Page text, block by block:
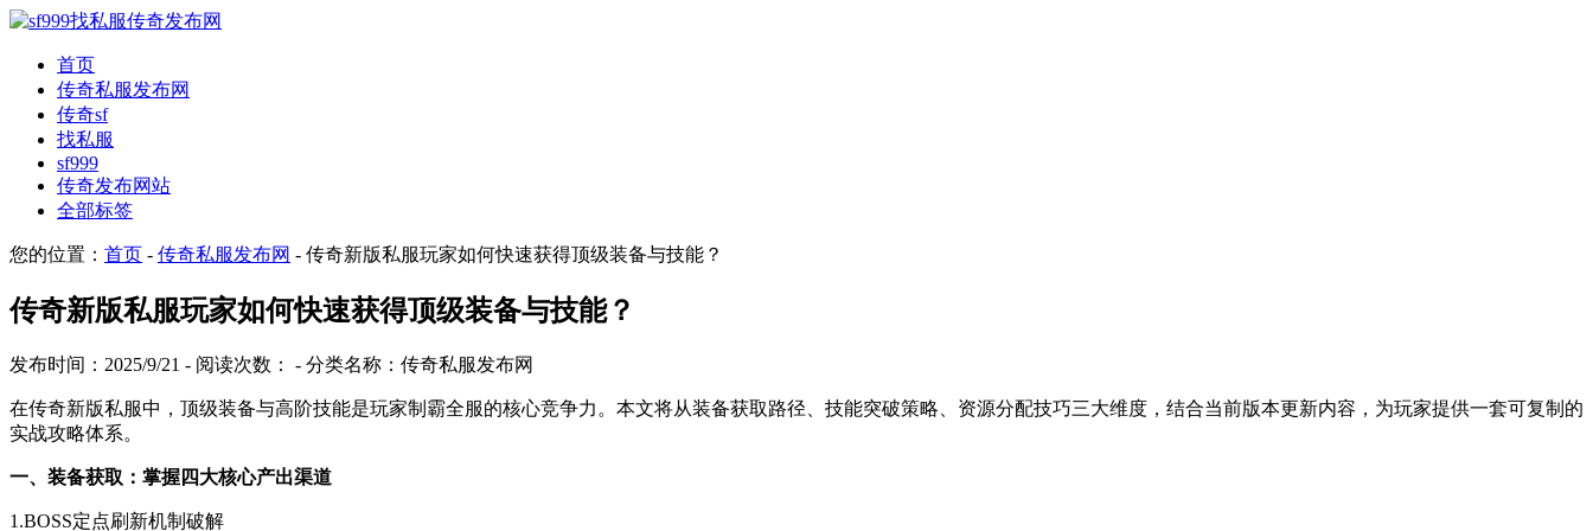
首页
传奇私服发布网
传奇sf
找私服
sf999
传奇发布网站
全部标签
您的位置： 首页 - 传奇私服发布网 - 传奇新版私服玩家如何快速获得顶级装备与技能？
传奇新版私服玩家如何快速获得顶级装备与技能？
发布时间：2025/9/21 - 阅读次数： - 分类名称：传奇私服发布网
在传奇新版私服中，顶级装备与高阶技能是玩家制霸全服的核心竞争力。本文将从装备获取路径、技能突破策略、资源分配技巧三大维度，结合当前版本更新内容，为玩家提供一套可复制的
实战攻略体系。
一、装备获取：掌握四大核心产出渠道
1.BOSS定点刷新机制破解